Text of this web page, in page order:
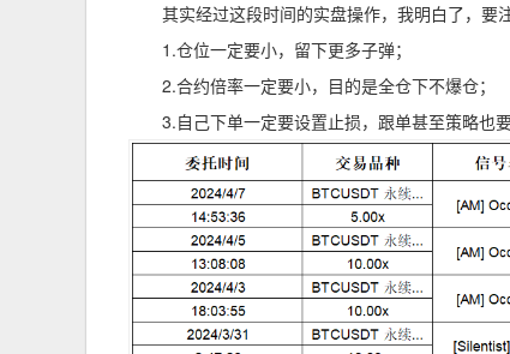
其实经过这段时间的实盘操作，我明白了，要
1.仓位一定要小，留下更多子弹；
2.合约倍率一定要小，目的是全仓下不爆仓；
3.自己下单一定要设置止损，跟单甚至策略也